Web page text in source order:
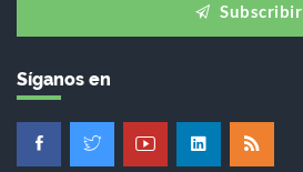
Subscribir
Síganos en